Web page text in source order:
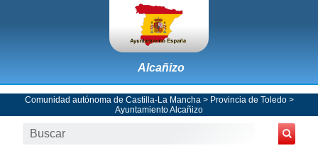
Alcañizo
Comunidad autónoma de Castilla-La Mancha > Provincia de Toledo>
Ayuntamiento Alcañizo